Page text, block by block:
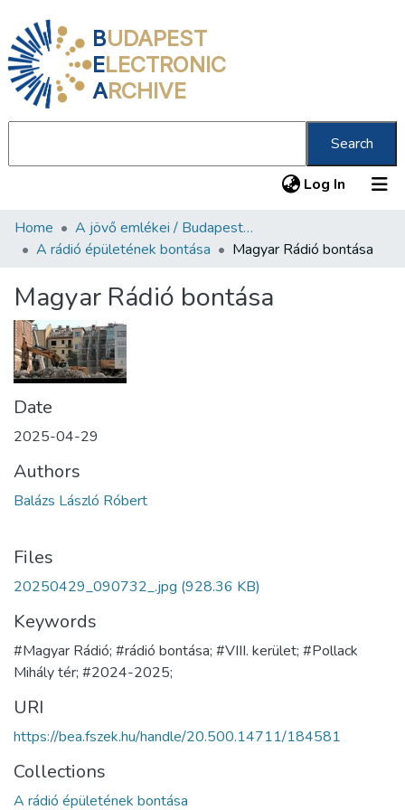
BUDAPEST
ELECTRONIC
ARCHIVE
Search
Log In (current)
Communities & Collections
Statistics
About us
Home
A jövő emlékei / Budapest ma
A rádió épületének bontása
Magyar Rádió bontása
Magyar Rádió bontása
Date
2025-04-29
Authors
Balázs László Róbert
Files
20250429_090732_.jpg (928.36 KB)
Keywords
#Magyar Rádió; #rádió bontása; #VIII. kerület; #Pollack
Mihály tér; #2024-2025;
URI
https://bea.fszek.hu/handle/20.500.14711/184581
Collections
A rádió épületének bontása